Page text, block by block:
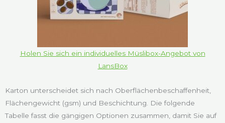
Holen Sie sich ein individuelles Müslibox-Angebot von
LansBox
Karton unterscheidet sich nach Oberflächenbeschaffenheit,
Flächengewicht (gsm) und Beschichtung. Die folgende
Tabelle fasst die gängigen Optionen zusammen, damit Sie auf